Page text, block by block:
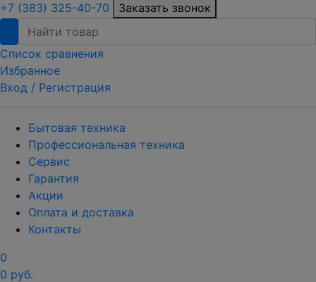
+7 (383) 325-40-70
Заказать звонок
Список сравнения
Избранное
Вход / Регистрация
Бытовая техника
Профессиональная техника
Сервис
Гарантия
Акции
Оплата и доставка
Контакты
0
0 руб.